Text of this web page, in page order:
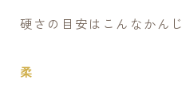
硬さの目安はこんなかん
柔